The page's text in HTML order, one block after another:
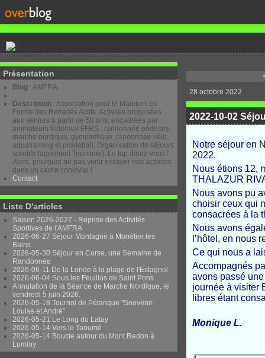
Présentation
Blog : AMFRA
Description : Association pour le Maintien en
Forme des Retraités Actifs. Activités proposées
aux seniors à partir de 50 ans, encadrées par
animateurs fédéraux FFRS : randonnée pédestre,
marche nordique, gymnastique, randonnée vélo,
aquatraining et pickleball. Organisation de séjours
sportifs (agrément Tourisme). Le top diriez-vous !
Alors, pourquoi ne pas venir essayer nos activités
dans un cadre convivial !
Contact
Liste D'articles
Saison 2026-2027 - Reprise des Activités
Sportives de l'AMFRA
2026-06-27 Séjour Montagne à Monétier les
Bains
2026-05-30 Séjour en Corse, une Semaine de
Randonnée
2026-06-11 De la Londe à la plage de l'Estagnol
2026-06-04 Sous les Feuillus de Saint Pons
Annulation de la Séance de Marche Nordique, le
vendredi 5 juin 2026.
2026-05-18 Tournoi de Pétanque "Souvenir
Louise et André"
2026-05-21 Le Long du Latay
2026-05-14 Vers le Taoumé
2026-05-14 Boucle autour du Mont Redon à
Luminy
28 octobre 2022
2022-10-02
Notre séjour en
2022.
Nous étions 12,
THALAZUR
Nous avons pu
choisir ceux qui
consacrées à la
Nous avons
l’hôtel, en nous
Ce qui nous a
Accompagnés
avons passé
journée à visiter
libres étant
Monique L.